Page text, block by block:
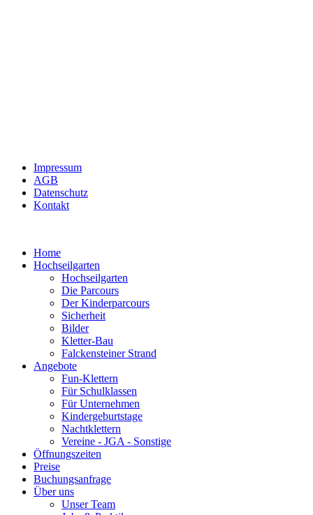
Impressum
AGB
Datenschutz
Kontakt
Home
Hochseilgarten
Hochseilgarten
Die Parcours
Der Kinderparcours
Sicherheit
Bilder
Kletter-Bau
Falckensteiner Strand
Angebote
Fun-Klettern
Für Schulklassen
Für Unternehmen
Kindergeburtstage
Nachtklettern
Vereine - JGA - Sonstige
Öffnungszeiten
Preise
Buchungsanfrage
Über uns
Unser Team